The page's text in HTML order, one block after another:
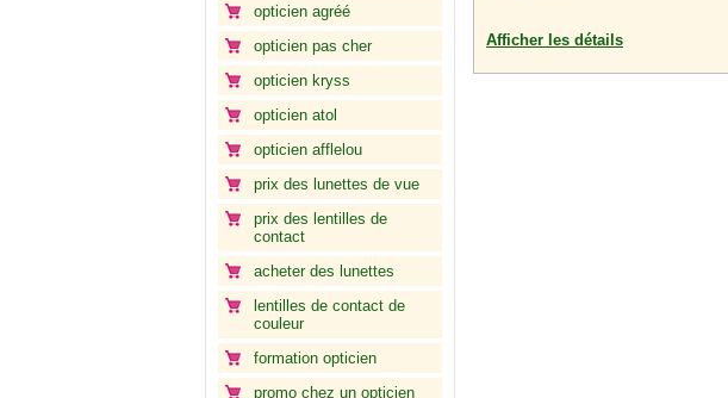
opticien agréé
opticien pas cher
opticien kryss
opticien atol
opticien afflelou
prix des lunettes de vue
prix des lentilles de
contact
acheter des lunettes
lentilles de contact de
couleur
formation opticien
promo chez un opticien
Afficher les détails